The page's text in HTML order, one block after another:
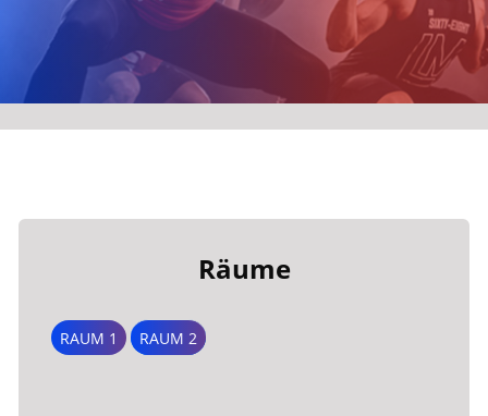
Räume
RAUM 1 RAUM 2